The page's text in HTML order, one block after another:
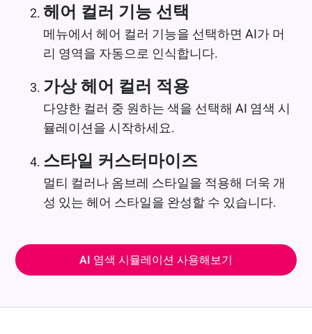
헤어 컬러 기능 선택
메뉴에서 헤어 컬러 기능을 선택하면 AI가 머
리 영역을 자동으로 인식합니다.
가상 헤어 컬러 적용
다양한 컬러 중 원하는 색을 선택해 AI 염색 시
뮬레이션을 시작하세요.
스타일 커스터마이즈
멀티 컬러나 옴브레 스타일을 적용해 더욱 개
성 있는 헤어 스타일을 완성할 수 있습니다.
AI 염색 시뮬레이션 사용해보기